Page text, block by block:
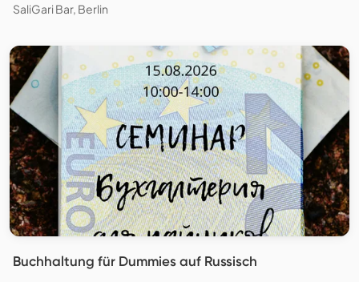
SaliGari Bar, Berlin
Buchhaltung für Dummies auf Russisch